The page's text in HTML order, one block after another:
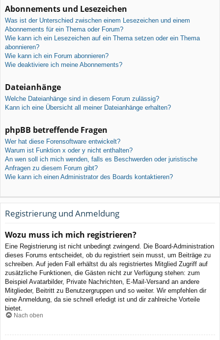
Abonnements und Lesezeichen
Was ist der Unterschied zwischen einem Lesezeichen und einem
Abonnements für ein Thema oder Forum?
Wie kann ich ein Lesezeichen auf ein Thema setzen oder ein Thema
abonnieren?
Wie kann ich ein Forum abonnieren?
Wie deaktiviere ich meine Abonnements?
Dateianhänge
Welche Dateianhänge sind in diesem Forum zulässig?
Kann ich eine Übersicht all meiner Dateianhänge erhalten?
phpBB betreffende Fragen
Wer hat diese Forensoftware entwickelt?
Warum ist Funktion x oder y nicht enthalten?
An wen soll ich mich wenden, falls es Beschwerden oder juristische
Anfragen zu diesem Forum gibt?
Wie kann ich einen Administrator des Boards kontaktieren?
Registrierung und Anmeldung
Wozu muss ich mich registrieren?
Eine Registrierung ist nicht unbedingt zwingend. Die Board-Administration
dieses Forums entscheidet, ob du registriert sein musst, um Beiträge zu
schreiben. Auf jeden Fall erhältst du als registriertes Mitglied Zugriff auf
zusätzliche Funktionen, die Gästen nicht zur Verfügung stehen: zum
Beispiel Avatarbilder, Private Nachrichten, E-Mail-Versand an andere
Mitglieder, Beitritt zu Benutzergruppen und so weiter. Wir empfehlen dir
eine Anmeldung, da sie schnell erledigt ist und dir zahlreiche Vorteile
bietet.
Nach oben